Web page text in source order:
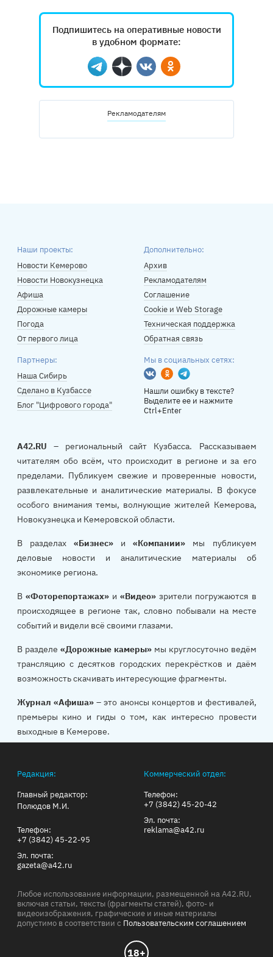
Подпишитесь на оперативные новости
в удобном формате:
Telegram
ДзенВконтактеОдноклассники
Рекламодателям
Наши проекты:
Новости Кемерово
Новости Новокузнецка
Афиша
Дорожные камеры
Погода
От первого лица
Дополнительно:
Архив
Рекламодателям
Соглашение
Cookie и Web Storage
Техническая поддержка
Обратная связь
Партнеры:
Наша Сибирь
Сделано в Кузбассе
Блог "Цифрового города"
Мы в социальных сетях:
Вконтакте
Одноклассники
Telegram
Нашли ошибку в тексте?
Выделите ее и нажмите
Ctrl+Enter
A42.RU – региональный сайт Кузбасса. Рассказываем
читателям обо всём, что происходит в регионе и за его
пределами. Публикуем свежие и проверенные новости,
развлекательные и аналитические материалы. В фокусе
особого внимания темы, волнующие жителей Кемерова,
Новокузнецка и Кемеровской области.
В разделах «Бизнес»и«Компании» мы публикуем
деловые новости и аналитические материалы об
экономике региона.
В «Фоторепортажах»и«Видео» зрители погружаются в
происходящее в регионе так, словно побывали на месте
событий и видели всё своими глазами.
В разделе «Дорожные камеры»мы круглосуточно ведём
трансляцию с десятков городских перекрёстков и даём
возможность скачивать интересующие фрагменты.
Журнал «Афиша»– это анонсы концертов и фестивалей,
премьеры кино и гиды о том, как интересно провести
выходные в Кемерове.
Редакция:
Главный редактор:
Полюдов М.И.
Телефон:
+7 (3842) 45-22-95
Эл. почта:
gazeta@a42.ru
Коммерческий отдел:
Телефон:
+7 (3842) 45-20-42
Эл. почта:
reklama@a42.ru
Любое использование информации, размещенной на A42.RU,
включая статьи, тексты (фрагменты статей), фото- и
видеоизображения, графические и иные материалы
допустимо в соответствии с Пользовательским соглашением
18+